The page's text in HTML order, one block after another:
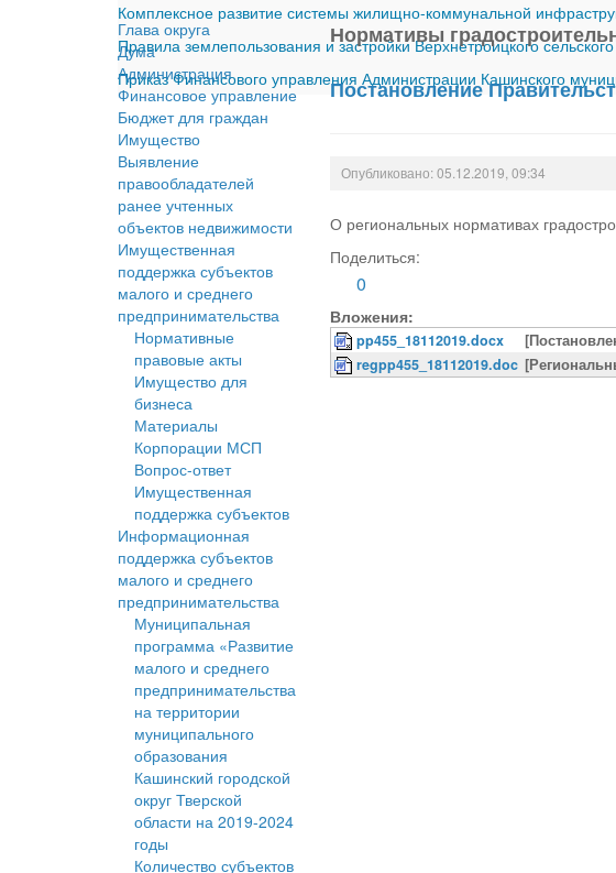
Комплексное развитие системы жилищно-коммунальной
Правила землепользования и застройки Верхнетроицкого
Приказ Финансового управления Администрации Кашинского
Глава округа
Дума
Администрация
Финансовое управление
Бюджет для граждан
Имущество
Выявление
правообладателей
ранее учтенных
объектов недвижимости
Имущественная
поддержка субъектов
малого и среднего
предпринимательства
Нормативные
правовые акты
Имущество для
бизнеса
Материалы
Корпорации МСП
Вопрос-ответ
Имущественная
поддержка субъектов
Информационная
поддержка субъектов
малого и среднего
предпринимательства
Муниципальная
программа «Развитие
малого и среднего
предпринимательства
на территории
муниципального
образования
Кашинский городской
округ Тверской
области на 2019-2024
годы
Количество субъектов
Нормативы
Постановление
Опубликовано: 05.12.2019, 09:34
О региональных нормативах
Поделиться:
0
Вложения:
pp455_18112019.docx
regpp455_18112019.doc